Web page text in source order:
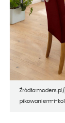
pikowaniem-i-